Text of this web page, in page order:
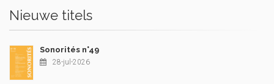
Nieuwe titels
Sonorités n°49
28-jul-2026